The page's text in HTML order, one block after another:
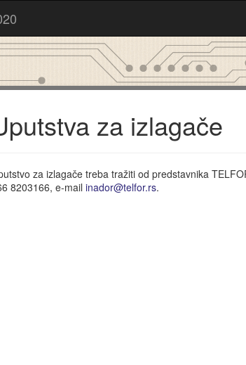
za izlagače
za izlagače treba tražiti od predstavnika
8203166, e-mail inador@telfor.rs.